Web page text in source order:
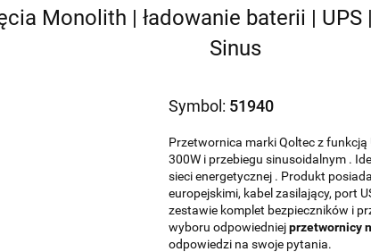
Monolith | ładowanie baterii | UPS
Sinus
Symbol: 51940
Przetwornica marki Qoltec z
300W i przebiegu sinusoidalnym .
sieci energetycznej . Produkt
europejskimi, kabel zasilający, port
zestawie komplet bezpieczników i
wyboru odpowiedniejprzetwornicy
odpowiedzi na swoje pytania.